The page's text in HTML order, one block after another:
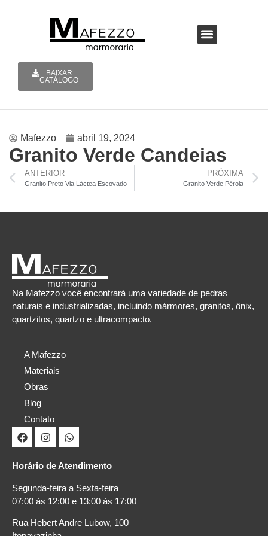
BAIXAR
CATÁLOGO
Mafezzo abril 19, 2024
Granito Verde Candeias
ANTERIOR
Granito Preto Via Láctea Escovado
PRÓXIMA
Granito Verde Pérola
Na Mafezzo você encontrará uma variedade de pedras
naturais e industrializadas, incluindo mármores, granitos, ônix,
quartzitos, quartzo e ultracompacto.
A Mafezzo
Materiais
Obras
Blog
Contato
Horário de Atendimento
Segunda-feira a Sexta-feira
07:00 às 12:00 e 13:00 às 17:00
Rua Hebert Andre Lubow, 100